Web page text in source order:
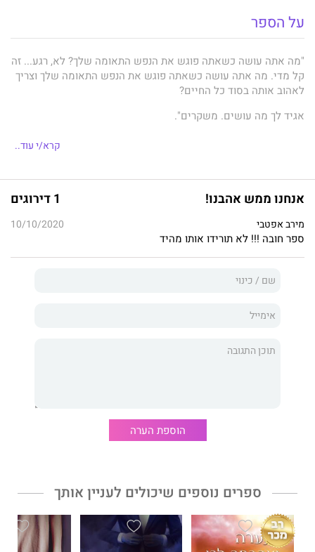
על הספר
"מה אתה עושה כשאתה פוגש את הנפש התאומה שלך? לא, רגע... זה
קל מדי. מה אתה עושה כשאתה פוגש את הנפש התאומה שלך וצריך
לאהוב אותה בסוד כל החיים?
אגיד לך מה עושים. משקרים".
רֶן היה בן שמונה כשגילה שהאהבה אינה קיימת – שהאדם האחד
שבעיניו הוא אמור היה להיות יקר מכול, התעניין רק בערכו הכספי.
אימו מכרה אותו ובמשך שנתיים הוא חי באימה.
אבל אז... הוא ברח.
שהיה שייך להם, וזה הפך להיות הדבר האחד שהוא מעולם לא רצה
אחרים, והוא נשא עליו את הצלקות שהותירו. בהתחלה, הוא שנא
אותי. ויכולתי להבין למה. במשך שנים הוא היה אויבי הנורא מכול,
המגן הנחוש שלי והחבר היקר ביותר שלי.
הבעיה היחידה הייתה, שהוא אהב אותי בדרך שונה לגמרי מכפי שאני
אהבתי אותו. ואט־אט, הסוד שלי הפריד בינינו.
קרא/י עוד..
אנחנו ממש אהבנו! 1 דירוגים
מירב אפטבי 10/10/2020
ספר חובה !!! לא תורידו אותו מהיד
הוספת הערה
ספרים נוספים שיכולים לעניין אותך